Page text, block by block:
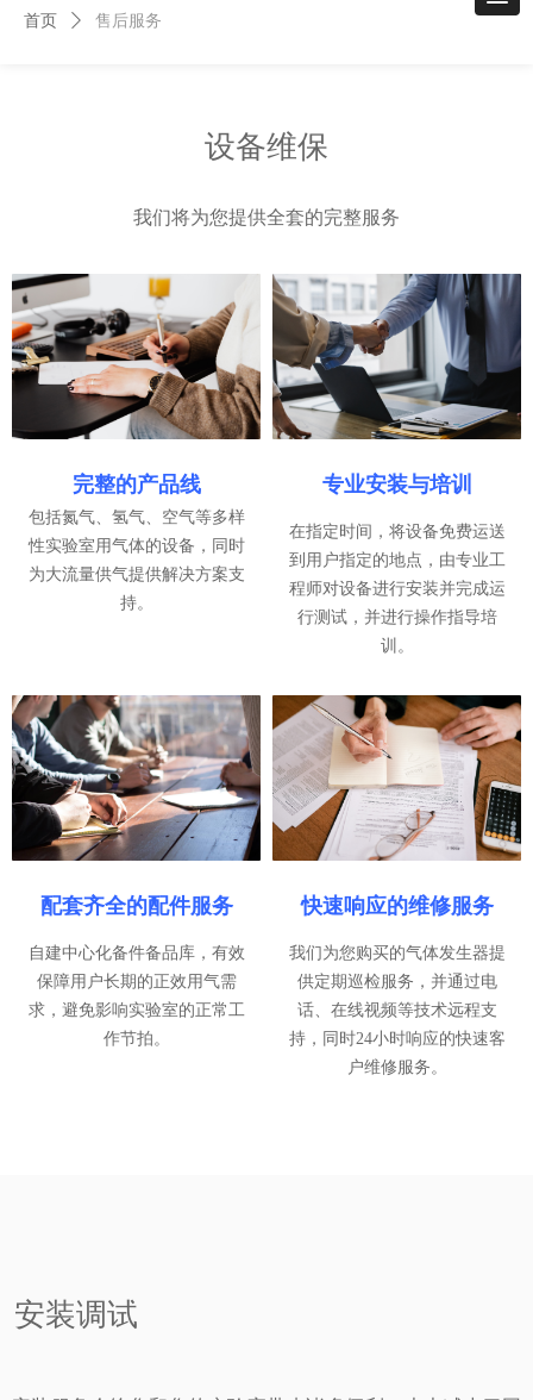
首页 ꄲ 售后服务
安装调试
我们将为您提供全套的完整服务
设备维保
完整的产品线
包括氮气、氢气、空气等多样
性实验室用气体的设备，同时
为大流量供气提供解决方案支
持。
专业安装与培训
在指定时间，将设备免费运送
到用户指定的地点，由专业工
程师对设备进行安装并完成运
行测试，并进行操作指导培
训。
配套齐全的配件服务
自建中心化备件备品库，有效
保障用户长期的正效用气需
求，避免影响实验室的正常工
作节拍。
快速响应的维修服务
我们为您购买的气体发生器提
供定期巡检服务，并通过电
话、在线视频等技术远程支
持，同时24小时响应的快速客
户维修服务。